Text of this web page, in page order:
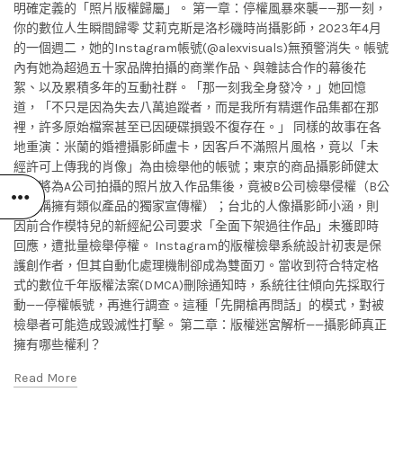
明確定義的「照片版權歸屬」。 第一章：停權風暴來襲——那一刻，
你的數位人生瞬間歸零 艾莉克斯是洛杉磯時尚攝影師，2023年4月
的一個週二，她的Instagram帳號(@alexvisuals)無預警消失。帳號
內有她為超過五十家品牌拍攝的商業作品、與雜誌合作的幕後花
絮、以及累積多年的互動社群。「那一刻我全身發冷，」她回憶
道，「不只是因為失去八萬追蹤者，而是我所有精選作品集都在那
裡，許多原始檔案甚至已因硬碟損毀不復存在。」 同樣的故事在各
地重演：米蘭的婚禮攝影師盧卡，因客戶不滿照片風格，竟以「未
經許可上傳我的肖像」為由檢舉他的帳號；東京的商品攝影師健太
郎，將為A公司拍攝的照片放入作品集後，竟被B公司檢舉侵權（B公
司聲稱擁有類似產品的獨家宣傳權）；台北的人像攝影師小涵，則
因前合作模特兒的新經紀公司要求「全面下架過往作品」未獲即時
回應，遭批量檢舉停權。 Instagram的版權檢舉系統設計初衷是保
護創作者，但其自動化處理機制卻成為雙面刃。當收到符合特定格
式的數位千年版權法案(DMCA)刪除通知時，系統往往傾向先採取行
動——停權帳號，再進行調查。這種「先開槍再問話」的模式，對被
檢舉者可能造成毀滅性打擊。 第二章：版權迷宮解析——攝影師真正
擁有哪些權利？
Read More